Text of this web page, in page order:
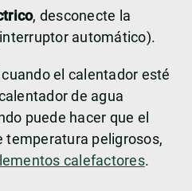
, desconecte la
automático).
el calentador esté
de agua
puede hacer que el
temperatura peligrosos,
calefactores.